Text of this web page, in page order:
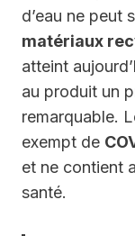
d’eau ne peut
matériaux
atteint
au produit un
remarquable.
exempt de
et ne contient
santé.